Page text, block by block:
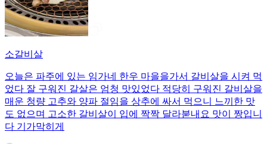
소갈비살
오늘은 파주에 있는 임가네 한우 마을을가서 갈비살을 시켜 먹
었다 잘 구워진 갈살은 엄청 맛있었다 적당히 구워진 갈비살을
매운 청량 고추와 양파 절임을 상추에 싸서 먹으니 느끼한 맛
도 없으며 고소한 갈비살이 입에 짝짝 달라붇내요 맛이 짱입니
다 기가막히게